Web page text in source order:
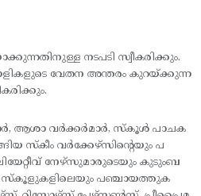
നടപടി സ്വീകരിക്കും.
വേതന അന്തരം കുറയ്ക്കുന്ന
ആശാ വര്‍ക്കര്‍മാര്‍, സ്കൂള്‍ പാചക
സ്കീം വര്‍ക്കേഴ്സിന്റെയും പ
നേഴ്സുമാരുടെയും കുടുംബ
സ്കൂളുകളിലെയും പഞ്ചായത്തുക